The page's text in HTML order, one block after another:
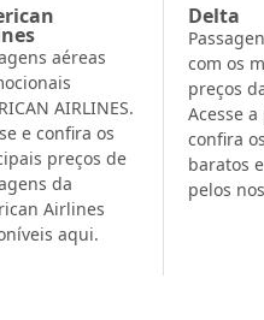
aéreas
AIRLINES.
e confira os
preços de
da
Airlines
aqui.
Delta
com os
preços
Acesse
confira
baratos
pelos